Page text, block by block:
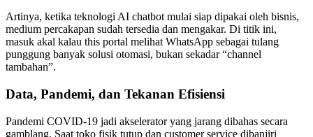
Artinya, ketika teknologi AI chatbot mulai siap dipakai oleh bisnis,
medium percakapan sudah tersedia dan mengakar. Di titik ini,
masuk akal kalau this portal melihat WhatsApp sebagai tulang
punggung banyak solusi otomasi, bukan sekadar “channel
tambahan”.
Data, Pandemi, dan Tekanan Efisiensi
Pandemi COVID-19 jadi akselerator yang jarang dibahas secara
gamblang. Saat toko fisik tutup dan customer service dibanjiri